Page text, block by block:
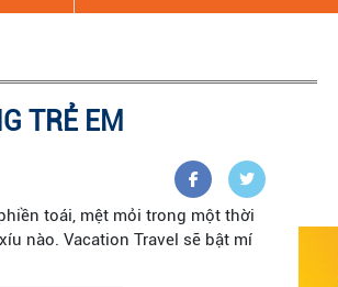
TRẺ EM
toái, mệt mỏi trong một thời
nào. Vacation Travel sẽ bật mí